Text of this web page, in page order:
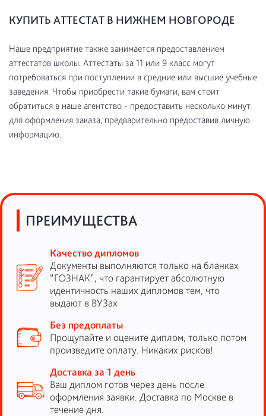
КУПИТЬ АТТЕСТАТ В НИЖНЕМ НОВГОРОДЕ
Наше предприятие также занимается предоставлением
аттестатов школы. Аттестаты за 11 или 9 класс могут
потребоваться при поступлении в средние или высшие учебные
заведения. Чтобы приобрести такие бумаги, вам стоит
обратиться в наше агентство - предоставить несколько минут
для оформления заказа, предварительно предоставив личную
информацию.
ПРЕИМУЩЕСТВА
Качество дипломов
Документы выполняются только на бланках
“ГОЗНАК”, что гарантирует абсолютную
идентичность наших дипломов тем, что
выдают в ВУЗах
Без предоплаты
Прощупайте и оцените диплом, только потом
произведите оплату. Никаких рисков!
Доставка за 1 день
Ваш диплом готов через день после
оформления заявки. Доставка по Москве в
течение дня.